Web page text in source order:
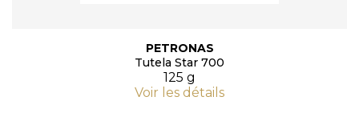
PETRONAS
Tutela Star 700
125 g
Voir les détails